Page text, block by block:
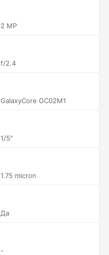
2 MP
f/2.4
GalaxyCore GC02M1
1/5"
1.75 micron
Да
-